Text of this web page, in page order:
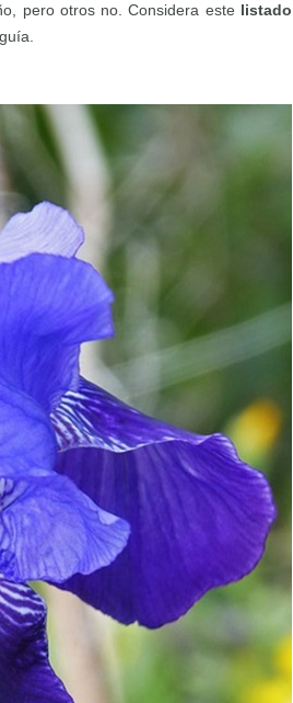
pero otros no. Considera este listado